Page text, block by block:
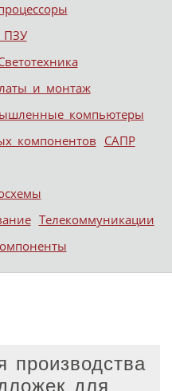
ПЗУ
и монтаж
компьютеры
компонентов САПР
Телекоммуникации
производства
для